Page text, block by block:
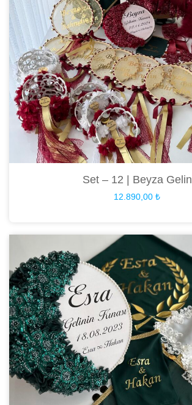
Set – 12 | Beyza Gelin
12.890,00 ₺